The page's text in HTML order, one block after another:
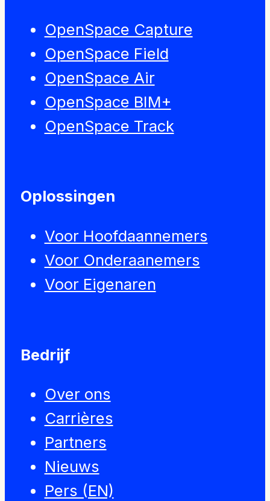
OpenSpace Capture
OpenSpace Field
OpenSpace Air
OpenSpace BIM+
OpenSpace Track
Oplossingen
Voor Hoofdaannemers
Voor Onderaanemers
Voor Eigenaren
Bedrijf
Over ons
Carrières
Partners
Nieuws
Pers (EN)